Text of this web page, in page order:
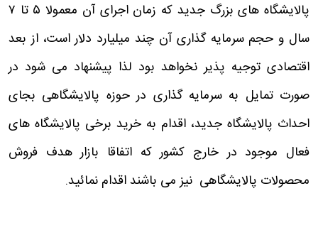
پالایشگاه های بزرگ جدید که زمان اجرای آن معمولا ۵ تا ۷
سال و حجم سرمایه گذاری آن چند میلیارد دلار است، از بعد
اقتصادی توجیه پذیر نخواهد بود لذا پیشنهاد می شود در
صورت تمایل به سرمایه گذاری در حوزه پالایشگاهی بجای
احداث پالایشگاه جدید، اقدام به خرید برخی پالایشگاه های
فعال موجود در خارج کشور که اتفاقا بازار هدف فروش
محصولات پالایشگاهی نیز می باشند اقدام نمائید.